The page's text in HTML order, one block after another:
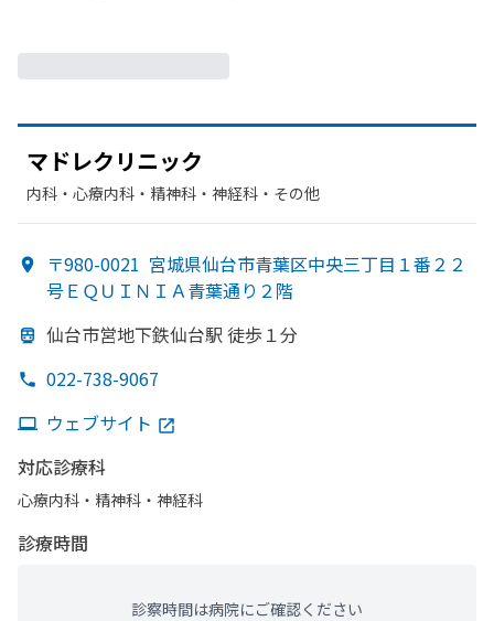
マドレクリニック
内科・​心療内科・​精神科・神経科・​その他
〒980-0021 宮城県仙台市青葉区中央三丁目１番２２
号ＥＱＵＩＮＩＡ青葉通り２階
仙台市営地下鉄仙台駅 徒歩１分
022-738-9067
ウェブサイト
対応診療科
心療内科・​精神科・神経科
診療時間
診察時間は病院にご確認ください